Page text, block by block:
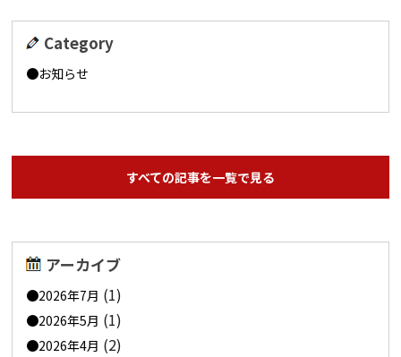
Category
お知らせ
すべての記事を一覧で見る
アーカイブ
2026年7月 (1)
2026年5月 (1)
2026年4月 (2)